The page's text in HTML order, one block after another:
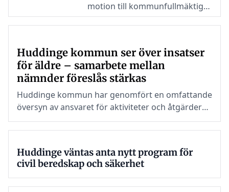
motion till kommunfullmäktige
som föreslår att Huddinge
sommaren. Partiet menar att
förslaget skulle bidra till att öka
simkunnigheten bland barn och
ungdomar, samtidigt som det
minskar skillnader kopplade till
Huddinge kommun ser över insatser
för äldre – samarbete mellan
nämnder föreslås stärkas
Huddinge kommun har genomfört en omfattande
översyn av ansvaret för aktiviteter och åtgärder
som syftar till att främja de äldre invånarnas hälsa
och välbefinnande. Med en förväntad ökning av
kommunen inför nya utmaningar.
Huddinge väntas anta nytt program för
civil beredskap och säkerhet